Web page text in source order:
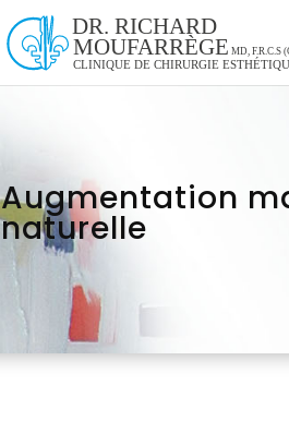
Augmentation
naturelle